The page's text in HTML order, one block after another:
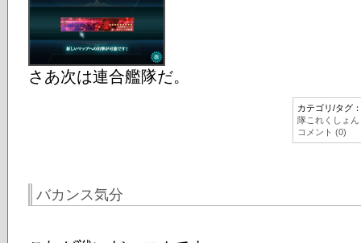
さあ次は連合艦隊だ。
カテゴリ/タグ：
隊これくしょん
コメント (0)
バカンス気分